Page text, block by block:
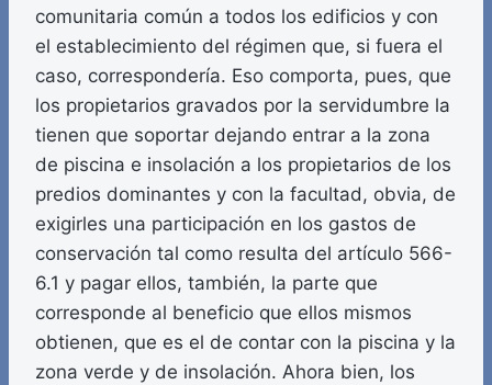
comunitaria común a todos los edificios y con
el establecimiento del régimen que, si fuera el
caso, correspondería. Eso comporta, pues, que
los propietarios gravados por la servidumbre la
tienen que soportar dejando entrar a la zona
de piscina e insolación a los propietarios de los
predios dominantes y con la facultad, obvia, de
exigirles una participación en los gastos de
conservación tal como resulta del artículo 566-
6.1 y pagar ellos, también, la parte que
corresponde al beneficio que ellos mismos
obtienen, que es el de contar con la piscina y la
zona verde y de insolación. Ahora bien, los